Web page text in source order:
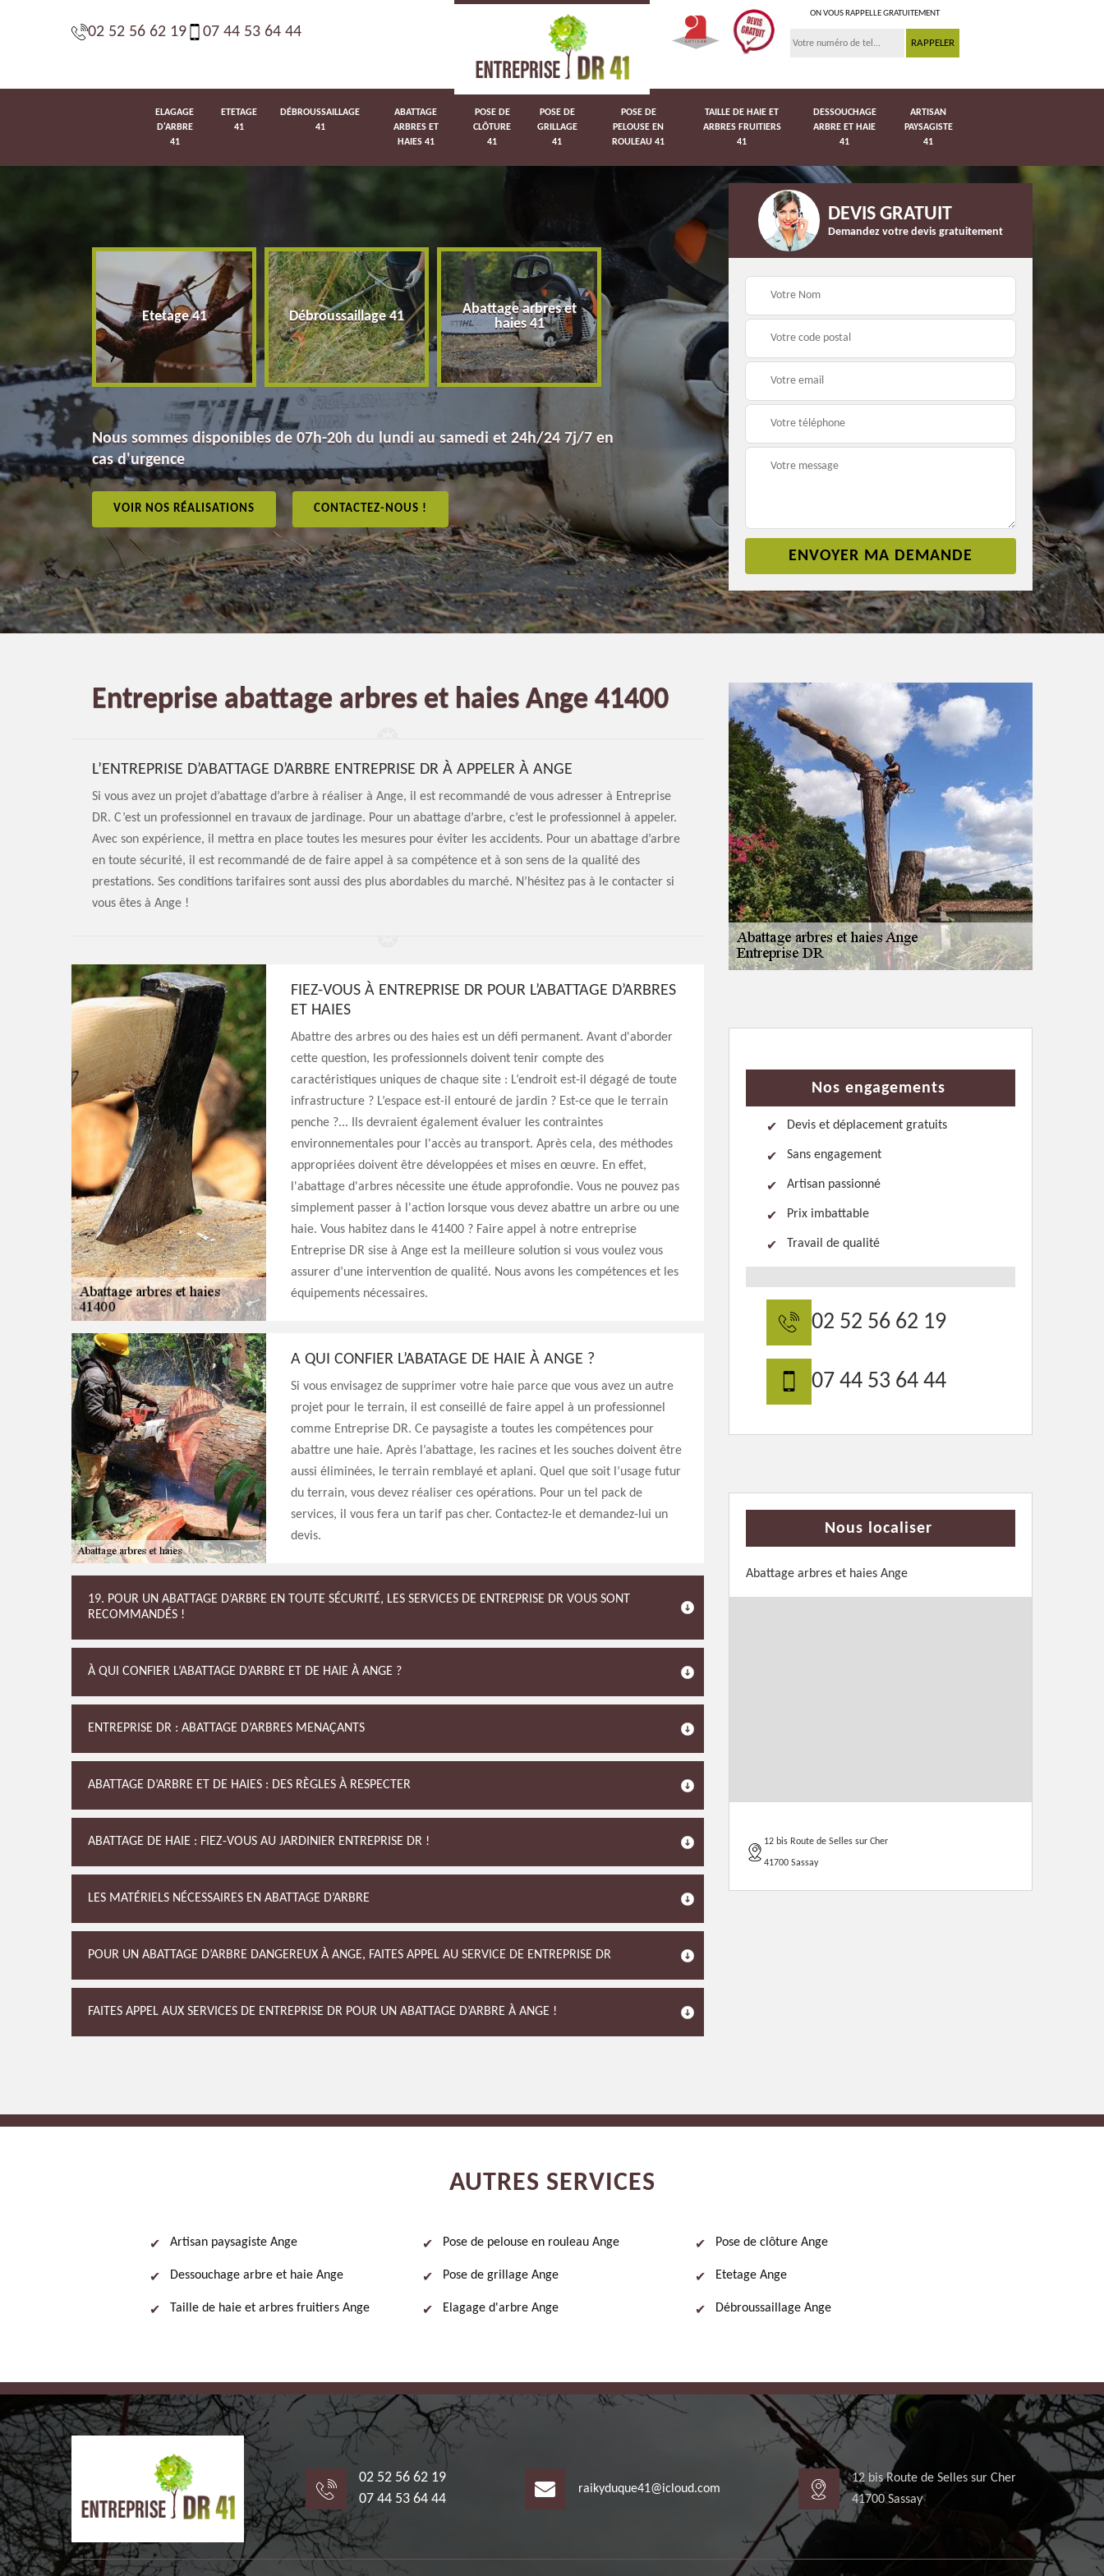
02 52 56 62 19 07 44 53 64 44
ON VOUS RAPPELLE GRATUITEMENT
ELAGAGE
D'ARBRE
41
ETETAGE
41
DÉBROUSSAILLAGE
41
ABATTAGE
ARBRES ET
HAIES 41
POSE DE
CLÔTURE
41
POSE DE
GRILLAGE
41
POSE DE
PELOUSE EN
ROULEAU 41
TAILLE DE HAIE ET
ARBRES FRUITIERS
41
DESSOUCHAGE
ARBRE ET HAIE
41
ARTISAN
PAYSAGISTE
41
Etetage 41 Débroussaillage 41
Abattage arbres et
haies 41
Pose de clôture 41 Pose de grillage 41
Pose de pelouse en
rouleau 41
Nous sommes disponibles de 07h-20h du lundi au samedi et 24h/24 7j/7 en
cas d'urgence
VOIR NOS RÉALISATIONS CONTACTEZ-NOUS !
DEVIS GRATUIT
Demandez votre devis gratuitement
Entreprise abattage arbres et haies Ange 41400
L’ENTREPRISE D’ABATTAGE D’ARBRE ENTREPRISE DR À APPELER À ANGE
Si vous avez un projet d’abattage d’arbre à réaliser à Ange, il est recommandé de vous adresser à Entreprise
DR. C’est un professionnel en travaux de jardinage. Pour un abattage d’arbre, c’est le professionnel à appeler.
Avec son expérience, il mettra en place toutes les mesures pour éviter les accidents. Pour un abattage d’arbre
en toute sécurité, il est recommandé de de faire appel à sa compétence et à son sens de la qualité des
prestations. Ses conditions tarifaires sont aussi des plus abordables du marché. N’hésitez pas à le contacter si
vous êtes à Ange !
FIEZ-VOUS À ENTREPRISE DR POUR L’ABATTAGE D’ARBRES
ET HAIES
Abattre des arbres ou des haies est un défi permanent. Avant d'aborder
cette question, les professionnels doivent tenir compte des
caractéristiques uniques de chaque site : L’endroit est-il dégagé de toute
infrastructure ? L’espace est-il entouré de jardin ? Est-ce que le terrain
penche ?... Ils devraient également évaluer les contraintes
environnementales pour l'accès au transport. Après cela, des méthodes
appropriées doivent être développées et mises en œuvre. En effet,
l'abattage d'arbres nécessite une étude approfondie. Vous ne pouvez pas
simplement passer à l'action lorsque vous devez abattre un arbre ou une
haie. Vous habitez dans le 41400 ? Faire appel à notre entreprise
Entreprise DR sise à Ange est la meilleure solution si vous voulez vous
assurer d’une intervention de qualité. Nous avons les compétences et les
équipements nécessaires.
A QUI CONFIER L’ABATAGE DE HAIE À ANGE ?
Si vous envisagez de supprimer votre haie parce que vous avez un autre
projet pour le terrain, il est conseillé de faire appel à un professionnel
comme Entreprise DR. Ce paysagiste a toutes les compétences pour
abattre une haie. Après l’abattage, les racines et les souches doivent être
aussi éliminées, le terrain remblayé et aplani. Quel que soit l’usage futur
du terrain, vous devez réaliser ces opérations. Pour un tel pack de
services, il vous fera un tarif pas cher. Contactez-le et demandez-lui un
devis.
19. POUR UN ABATTAGE D’ARBRE EN TOUTE SÉCURITÉ, LES SERVICES DE ENTREPRISE DR VOUS SONT
RECOMMANDÉS !
À QUI CONFIER L’ABATTAGE D’ARBRE ET DE HAIE À ANGE ?
ENTREPRISE DR : ABATTAGE D’ARBRES MENAÇANTS
ABATTAGE D’ARBRE ET DE HAIES : DES RÈGLES À RESPECTER
ABATTAGE DE HAIE : FIEZ-VOUS AU JARDINIER ENTREPRISE DR !
LES MATÉRIELS NÉCESSAIRES EN ABATTAGE D’ARBRE
POUR UN ABATTAGE D’ARBRE DANGEREUX À ANGE, FAITES APPEL AU SERVICE DE ENTREPRISE DR
FAITES APPEL AUX SERVICES DE ENTREPRISE DR POUR UN ABATTAGE D’ARBRE À ANGE !
Nos engagements
Devis et déplacement gratuits
Sans engagement
Artisan passionné
Prix imbattable
Travail de qualité
02 52 56 62 19
07 44 53 64 44
Nous localiser
Abattage arbres et haies Ange
12 bis Route de Selles sur Cher
41700 Sassay
AUTRES SERVICES
Artisan paysagiste Ange
Dessouchage arbre et haie Ange
Taille de haie et arbres fruitiers Ange
Pose de pelouse en rouleau Ange
Pose de grillage Ange
Elagage d'arbre Ange
Pose de clôture Ange
Etetage Ange
Débroussaillage Ange
02 52 56 62 19
07 44 53 64 44
raikyduque41@icloud.com
12 bis Route de Selles sur Cher
41700 Sassay